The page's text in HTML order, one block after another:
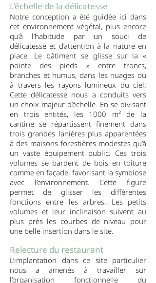
L’échelle de la délicatesse
Notre conception a été guidée ici dans
cet environnement végétal, plus encore
qu’à l’habitude par un souci de
délicatesse et d’attention à la nature en
place. Le bâtiment se glisse sur la «
pointe des pieds » entre troncs,
branches et humus, dans les nuages ou
à travers les rayons lumineux du ciel.
Cette délicatesse nous a conduits vers
un choix majeur d’échelle. En se divisant
en trois entités, les 1000 m² de la
cantine se répartissent finement dans
trois grandes lanières plus apparentées
à des maisons forestières modestes qu’à
un vaste équipement public. Ces trois
volumes se bardent de bois en toiture
comme en façade, favorisant la symbiose
avec l’environnement. Cette figure
permet de glisser les différentes
fonctions entre les arbres. Les petits
volumes et leur inclinaison suivent au
plus près les courbes de niveau pour
une belle insertion dans le site.
Relecture du restaurant
L’implantation dans ce site particulier
nous a amenés à travailler sur
l’organisation fonctionnelle du